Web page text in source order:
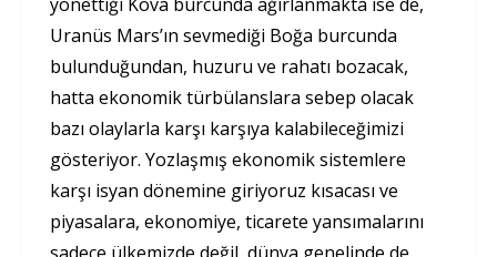
Uranüs Mars’ın sevmediği Boğa burcunda
bulunduğundan, huzuru ve rahatı bozacak,
hatta ekonomik türbülanslara sebep olacak
bazı olaylarla karşı karşıya kalabileceğimizi
gösteriyor. Yozlaşmış ekonomik sistemlere
karşı isyan dönemine giriyoruz kısacası ve
piyasalara, ekonomiye, ticarete yansımalarını